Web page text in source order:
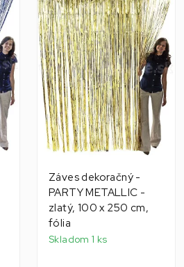
Záves dekoračný -
PARTY METALLIC -
zlatý, 100 x 250 cm,
fólia
Skladom 1 ks